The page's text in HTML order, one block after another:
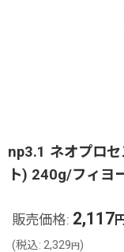
np3.1 ネオプロ
ト) 240g/フィヨ
販売価格: 2,117円
(税込: 2,329円)